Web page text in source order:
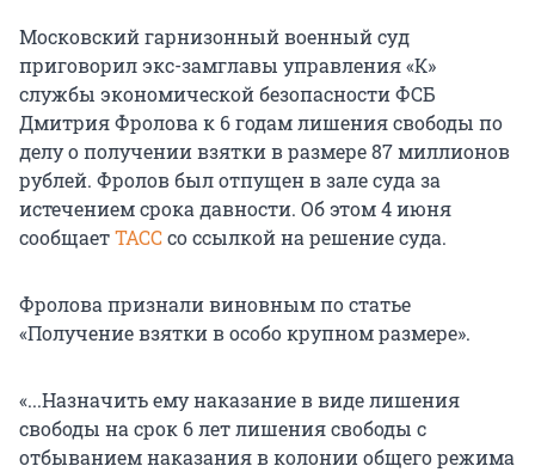
Московский гарнизонный военный суд
приговорил экс-замглавы управления «К»
службы экономической безопасности ФСБ
Дмитрия Фролова к 6 годам лишения свободы по
делу о получении взятки в размере 87 миллионов
рублей. Фролов был отпущен в зале суда за
истечением срока давности. Об этом 4 июня
сообщаетТАССсо ссылкой на решение суда.
Фролова признали виновным по статье
«Получение взятки в особо крупном размере».
«...Назначить ему наказание в виде лишения
свободы на срок 6 лет лишения свободы с
отбыванием наказания в колонии общего режима